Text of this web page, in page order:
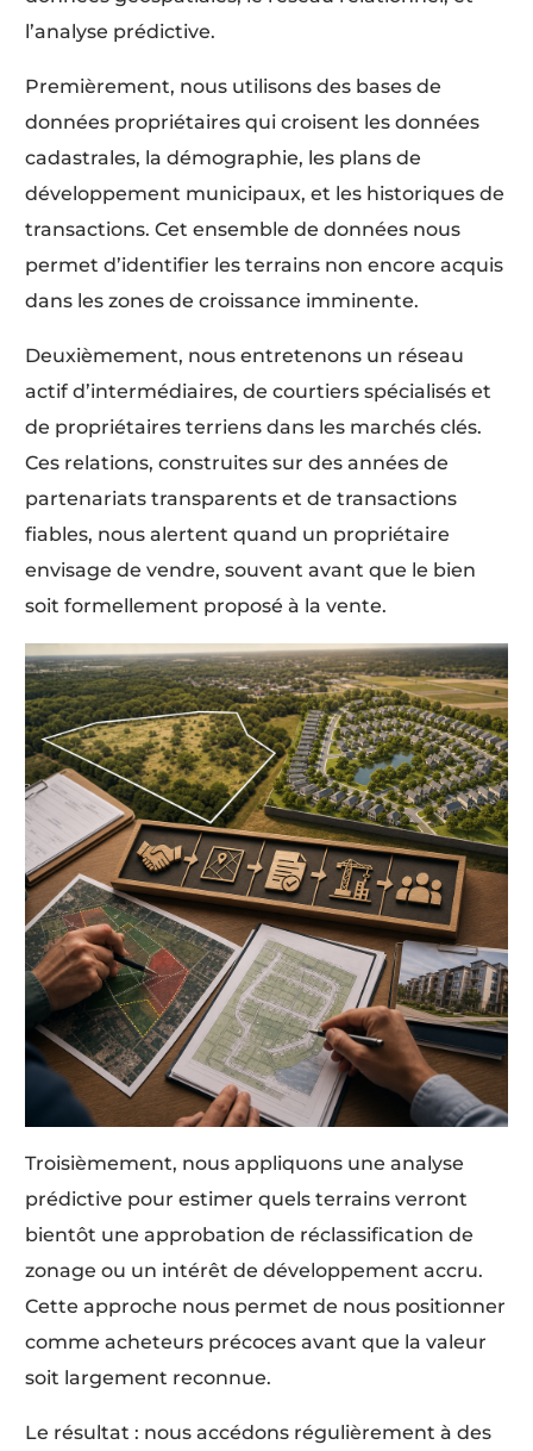
l’analyse prédictive.
Premièrement, nous utilisons des bases de
données propriétaires qui croisent les données
cadastrales, la démographie, les plans de
développement municipaux, et les historiques de
transactions. Cet ensemble de données nous
permet d’identifier les terrains non encore acquis
dans les zones de croissance imminente.
Deuxièmement, nous entretenons un réseau
actif d’intermédiaires, de courtiers spécialisés et
de propriétaires terriens dans les marchés clés.
Ces relations, construites sur des années de
partenariats transparents et de transactions
fiables, nous alertent quand un propriétaire
envisage de vendre, souvent avant que le bien
soit formellement proposé à la vente.
Troisièmement, nous appliquons une analyse
prédictive pour estimer quels terrains verront
bientôt une approbation de réclassification de
zonage ou un intérêt de développement accru.
Cette approche nous permet de nous positionner
comme acheteurs précoces avant que la valeur
soit largement reconnue.
Le résultat : nous accédons régulièrement à des